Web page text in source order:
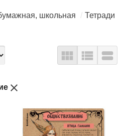
школьная
Тетради
  
close